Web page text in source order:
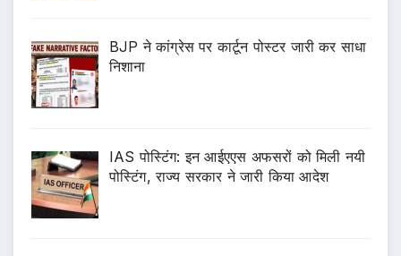
BJP ने कांग्रेस पर कार्टून पोस्टर जारी कर साधा
निशाना
IAS पोस्टिंग: इन आईएएस अफसरों को मिली नयी
पोस्टिंग, राज्य सरकार ने जारी किया आदेश